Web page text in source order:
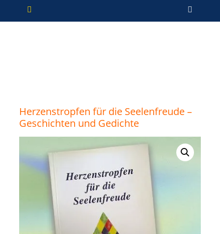
Zum
Primäres Menü
Herzenstropfen für die Seelenfreude –
Geschichten und Gedichte